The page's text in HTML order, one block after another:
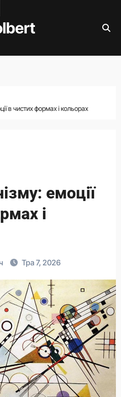
в чистих формах і кольорах
емоції
і
Тра 7, 2026